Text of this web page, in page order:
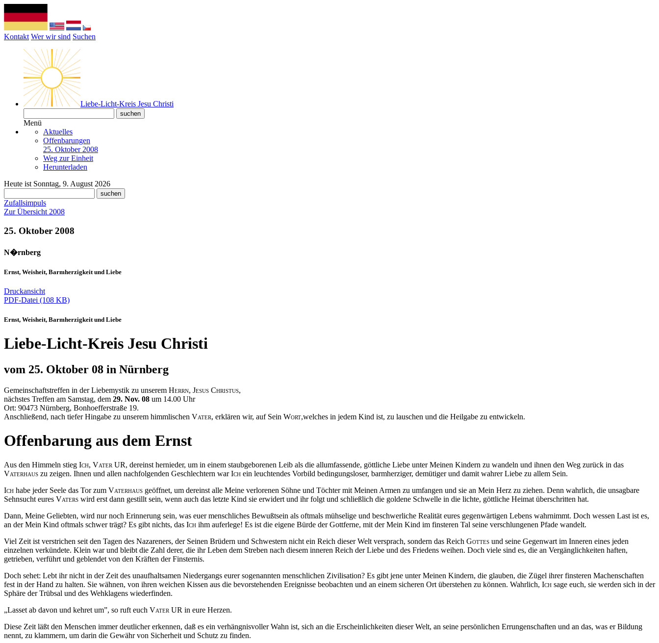
Kontakt Wer wir sind Suchen
Liebe-Licht-Kreis Jesu Christi
Menü
Aktuelles
Offenbarungen
25. Oktober 2008
Weg zur Einheit
Herunterladen
Heute ist Sonntag, 9. August 2026
Zufallsimpuls
Zur Übersicht 2008
25. Oktober 2008
N�rnberg
Ernst, Weisheit, Barmherzigkeit und Liebe
Druckansicht
PDF-Datei (108 KB)
Ernst, Weisheit, Barmherzigkeit und Liebe
Liebe-Licht-Kreis Jesu Christi
vom 25. Oktober 08 in Nürnberg
Gemeinschaftstreffen in der Liebemystik zu unserem Herrn, Jesus Christus,
nächstes Treffen am Samstag, dem 29. Nov. 08 um 14.00 Uhr
Ort: 90473 Nürnberg, Bonhoefferstraße 19.
Anschließend, nach tiefer Hingabe zu unserem himmlischen Vater, erklären wir, auf Sein Wort,welches in jedem Kind ist, zu lauschen und die Heilgabe zu entwickeln.
Offenbarung aus dem Ernst
Aus den Himmeln stieg Ich, Vater UR, dereinst hernieder, um in einem staubgeborenen Leib als die allumfassende, göttliche Liebe unter Meinen Kindern zu wandeln und ihnen den Weg zurück in das
Vaterhaus zu zeigen. Ihnen und allen nachfolgenden Geschlechtern warIch ein leuchtendes Vorbild bedingungsloser, barmherziger, demütiger und damit wahrer Liebe zu allem Sein.
Ich habe jeder Seele das Tor zum Vaterhaus geöffnet, um dereinst alle Meine verlorenen Söhne und Töchter mit Meinen Armen zu umfangen und sie an Mein Herz zu ziehen. Denn wahrlich, die unsagbare
Sehnsucht eures Vaters wird erst dann gestillt sein, wenn auch das letzte Kind sie erwidert und ihr folgt und schließlich die goldene Schwelle in die lichte, göttliche Heimat überschritten hat.
Dann, Meine Geliebten, wird nur noch Erinnerung sein, was euer menschliches Bewußtsein als oftmals mühselige und beschwerliche Realität eures gegenwärtigen Lebens wahrnimmt. Doch wessen Last ist es,
an der Mein Kind oftmals schwer trägt? Es gibt nichts, das Ich ihm auferlege! Es ist die eigene Bürde der Gottferne, mit der Mein Kind im finsteren Tal seine verschlungenen Pfade wandelt.
Viel Zeit ist verstrichen seit den Tagen des Nazareners, der Seinen Brüdern und Schwestern nicht ein Reich dieser Welt versprach, sondern das Reich Gottes und seine Gegenwart im Inneren eines jeden
einzelnen verkündete. Klein war und bleibt die Zahl derer, die ihr Leben dem Streben nach diesem inneren Reich der Liebe und des Friedens weihen. Doch viele sind es, die an Vergänglichkeiten haften,
getrieben, verführt und geblendet von den Kräften der Finsternis.
Doch sehet: Lebt ihr nicht in der Zeit des unaufhaltsamen Niedergangs eurer sogenannten menschlichen Zivilisation? Es gibt jene unter Meinen Kindern, die glauben, die Zügel ihrer finsteren Machenschaften
fest in der Hand zu halten. Sie wähnen, von ihren weichen Kissen aus die bevorstehenden Ereignisse beobachten und an einem sicheren Ort überstehen zu können. Wahrlich, Ich sage euch, sie werden sich in der
Sphäre der Trübsal und des Wehklagens wiederfinden.
„Lasset ab davon und kehret um”, so ruft euch Vater UR in eure Herzen.
Diese Zeit läßt den Menschen immer deutlicher erkennen, daß es ein verhängnisvoller Wahn ist, sich an die Erscheinlichkeiten dieser Welt, an seine persönlichen Errungenschaften und an das, was er Bildung
nennt, zu klammern, um darin die Gewähr von Sicherheit und Schutz zu finden.